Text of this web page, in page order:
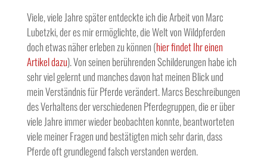
Viele, viele Jahre später entdeckte ich die Arbeit von Marc
Lubetzki, der es mir ermöglichte, die Welt von Wildpferden
doch etwas näher erleben zu können (hier findet Ihr einen
Artikel dazu). Von seinen berührenden Schilderungen habe ich
sehr viel gelernt und manches davon hat meinen Blick und
mein Verständnis für Pferde verändert. Marcs Beschreibungen
des Verhaltens der verschiedenen Pferdegruppen, die er über
viele Jahre immer wieder beobachten konnte, beantworteten
viele meiner Fragen und bestätigten mich sehr darin, dass
Pferde oft grundlegend falsch verstanden werden.